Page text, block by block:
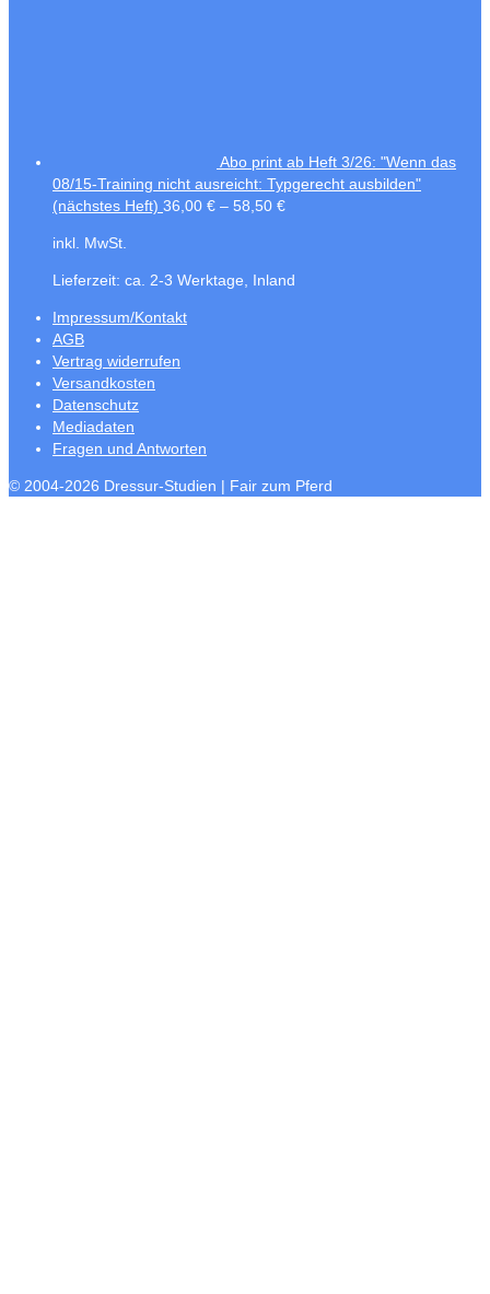
Abo print ab Heft 3/26: "Wenn das
08/15-Training nicht ausreicht: Typgerecht ausbilden"
(nächstes Heft) 36,00 € – 58,50 €
inkl. MwSt.
Lieferzeit: ca. 2-3 Werktage, Inland
Impressum/Kontakt
AGB
Vertrag widerrufen
Versandkosten
Datenschutz
Mediadaten
Fragen und Antworten
© 2004-2026 Dressur-Studien | Fair zum Pferd